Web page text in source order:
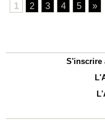
1 2 3 4 5 »
S'inscrire